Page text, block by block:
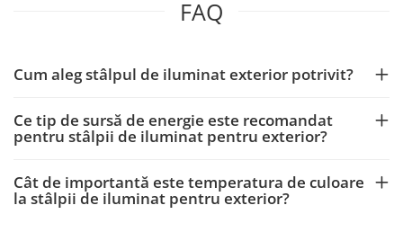
FAQ
Cum aleg stâlpul de iluminat exterior potrivit?
Ce tip de sursă de energie este recomandat
pentru stâlpii de iluminat pentru exterior?
Cât de importantă este temperatura de culoare
la stâlpii de iluminat pentru exterior?